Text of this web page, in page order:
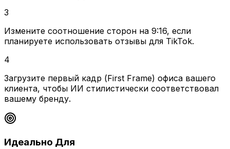
3
Измените соотношение сторон на 9:16, если
планируете использовать отзывы для TikTok.
4
Загрузите первый кадр (First Frame) офиса вашего
клиента, чтобы ИИ стилистически соответствовал
вашему бренду.
Идеально Для